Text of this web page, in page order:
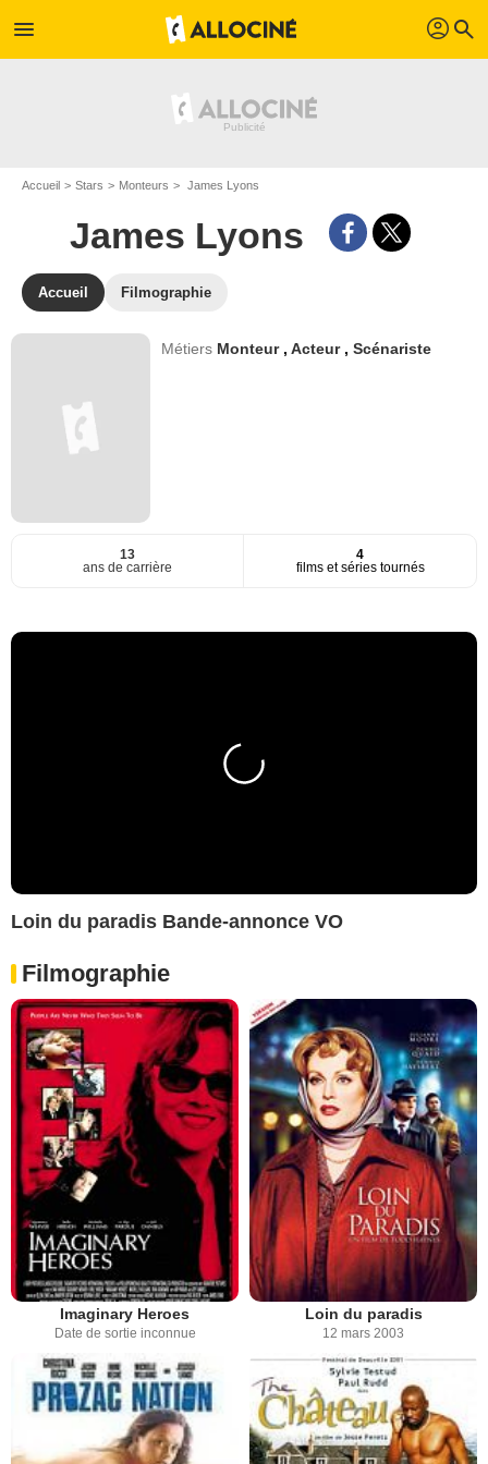
menu profil search
Accueil Stars Monteurs James Lyons
James Lyons
Accueil Filmographie
Métiers Monteur ,Acteur ,Scénariste
13
ans de carrière
4
films et séries tournés
Loin du paradis Bande-annonce VO
Filmographie
Imaginary Heroes
Date de sortie inconnue
Loin du paradis
12 mars 2003